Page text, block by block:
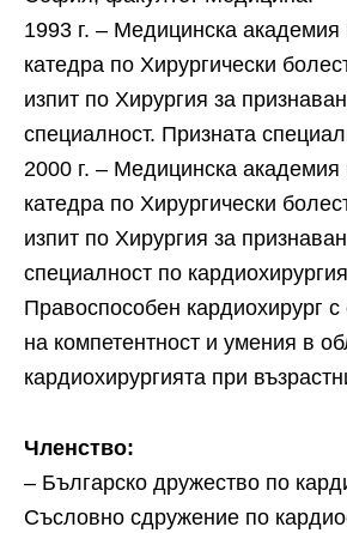
1993 г. – Медицинска
катедра по Хирургически
изпит по Хирургия за
специалност. Призната
2000 г. – Медицинска
катедра по Хирургически
изпит по Хирургия за
специалност по
Правоспособен кардиохирург с
на компетентност и умения в
кардиохирургията при
Членство:
– Българско дружество по
Съсловно сдружение по